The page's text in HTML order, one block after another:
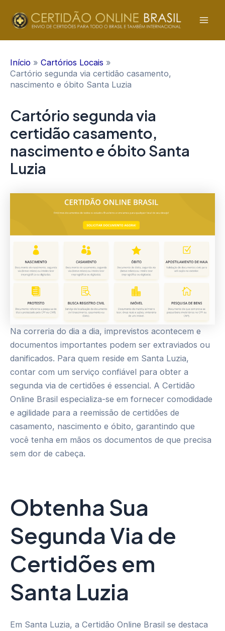
para
Início
Cartórios Locais
Cartório segunda via certidão casamento,
nascimento e óbito Santa Luzia
Cartório segunda via
certidão casamento,
nascimento e óbito Santa
Luzia
Na correria do dia a dia, imprevistos acontecem e
documentos importantes podem ser extraviados ou
danificados. Para quem reside em Santa Luzia,
contar com um serviço confiável para obter a
segunda via de certidões é essencial. A Certidão
Online Brasil especializa-se em fornecer comodidade
e agilidade para a reemissão de certidões de
casamento, nascimento e óbito, garantindo que
você tenha em mãos os documentos de que precisa
sem dor de cabeça.
Obtenha Sua
Segunda Via de
Certidões em
Santa Luzia
Em Santa Luzia, a Certidão Online Brasil se destaca